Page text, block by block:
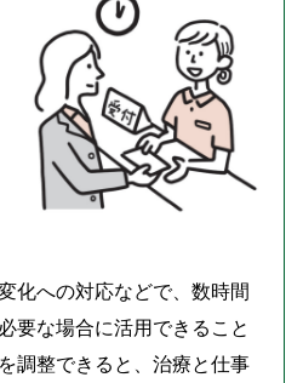
化への対応などで、数時間
要な場合に活用できること
調整できると、治療と仕事